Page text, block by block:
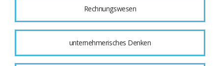
Rechnungswesen
unternehmerisches Denken